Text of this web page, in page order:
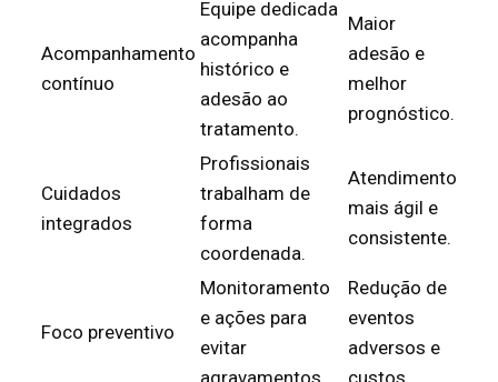
Acompanhamento
contínuo
Equipe dedicada
acompanha
histórico e
adesão ao
tratamento.
Maior
adesão e
melhor
prognóstico.
Cuidados
integrados
Profissionais
trabalham de
forma
coordenada.
Atendimento
mais ágil e
consistente.
Foco preventivo
Monitoramento
e ações para
evitar
Redução de
eventos
adversos e